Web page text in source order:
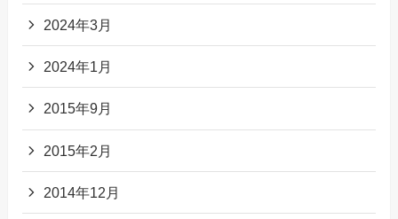
2024年3月
2024年1月
2015年9月
2015年2月
2014年12月